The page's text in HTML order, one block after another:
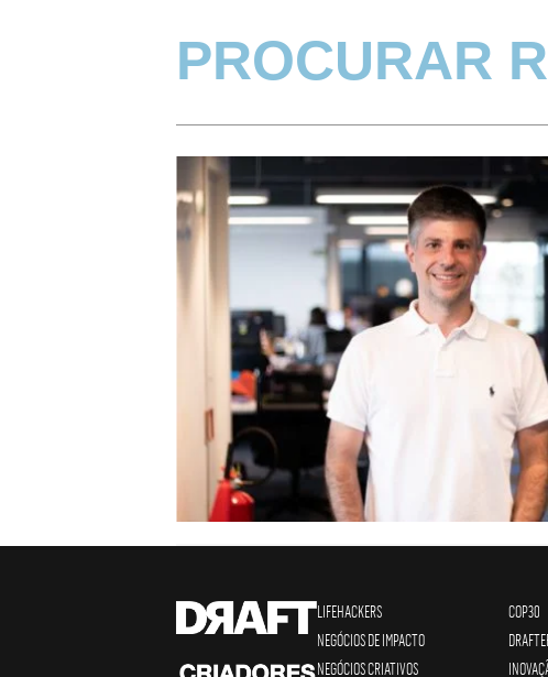
PROCURAR
LIFEHACKERS
NEGÓCIOS DE IMPACTO
NEGÓCIOS CRIATIVOS
COP30